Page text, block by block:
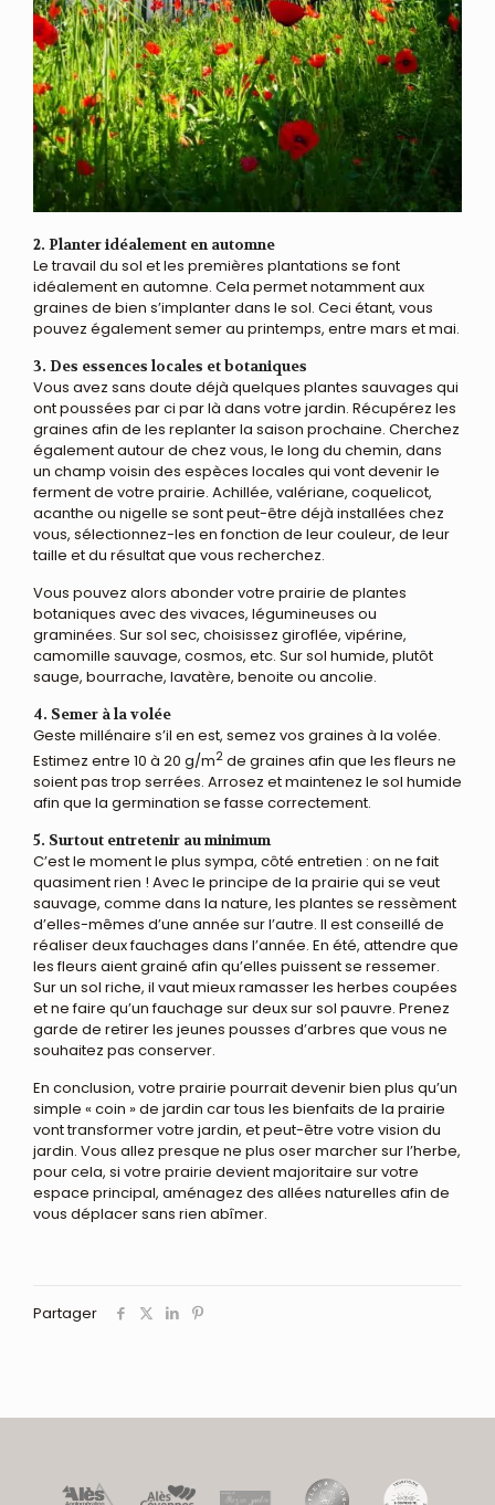
2. Planter idéalement en automne
Le travail du sol et les premières plantations se font
idéalement en automne. Cela permet notamment aux
graines de bien s’implanter dans le sol. Ceci étant, vous
pouvez également semer au printemps, entre mars et mai.
3. Des essences locales et botaniques
Vous avez sans doute déjà quelques plantes sauvages qui
ont poussées par ci par là dans votre jardin. Récupérez les
graines afin de les replanter la saison prochaine. Cherchez
également autour de chez vous, le long du chemin, dans
un champ voisin des espèces locales qui vont devenir le
ferment de votre prairie. Achillée, valériane, coquelicot,
acanthe ou nigelle se sont peut-être déjà installées chez
vous, sélectionnez-les en fonction de leur couleur, de leur
taille et du résultat que vous recherchez.
Vous pouvez alors abonder votre prairie de plantes
botaniques avec des vivaces, légumineuses ou
graminées. Sur sol sec, choisissez giroflée, vipérine,
camomille sauvage, cosmos, etc. Sur sol humide, plutôt
sauge, bourrache, lavatère, benoite ou ancolie.
4. Semer à la volée
Geste millénaire s’il en est, semez vos graines à la volée.
Estimez entre 10 à 20 g/m2 de graines afin que les fleurs ne
soient pas trop serrées. Arrosez et maintenez le sol humide
afin que la germination se fasse correctement.
5. Surtout entretenir au minimum
C’est le moment le plus sympa, côté entretien : on ne fait
quasiment rien ! Avec le principe de la prairie qui se veut
sauvage, comme dans la nature, les plantes se ressèment
d’elles-mêmes d’une année sur l’autre. Il est conseillé de
réaliser deux fauchages dans l’année. En été, attendre que
les fleurs aient grainé afin qu’elles puissent se ressemer.
Sur un sol riche, il vaut mieux ramasser les herbes coupées
et ne faire qu’un fauchage sur deux sur sol pauvre. Prenez
garde de retirer les jeunes pousses d’arbres que vous ne
souhaitez pas conserver.
En conclusion, votre prairie pourrait devenir bien plus qu’un
simple « coin » de jardin car tous les bienfaits de la prairie
vont transformer votre jardin, et peut-être votre vision du
jardin. Vous allez presque ne plus oser marcher sur l’herbe,
pour cela, si votre prairie devient majoritaire sur votre
espace principal, aménagez des allées naturelles afin de
vous déplacer sans rien abîmer.
Partager